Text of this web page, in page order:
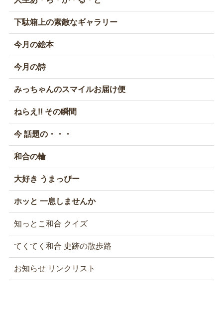
下駄箱上の素敵なギャラリー
今月の絵本
今月の詩
みっちゃんのスマイルお届け便
ねらえ!! その瞬間
今 話題の・・・
和合の輪
大好き うまっぴー
ホッと 一息しませんか
知っとこ和合 クイズ
てくてく和合 史跡の散歩路
お知らせ リンクリスト